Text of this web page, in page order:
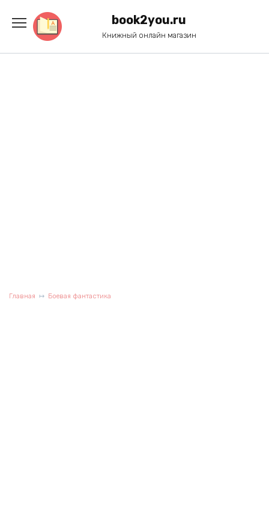
содержанию
book2you.ru
Книжный онлайн магазин
Главная Боевая фантастика